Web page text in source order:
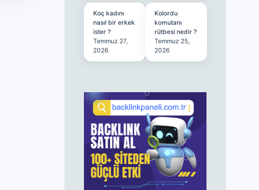
Koç kadını
nasıl bir erkek
ister ?
Temmuz 27,
2026
Kolordu
komutanı
rütbesi nedir ?
Temmuz 25,
2026